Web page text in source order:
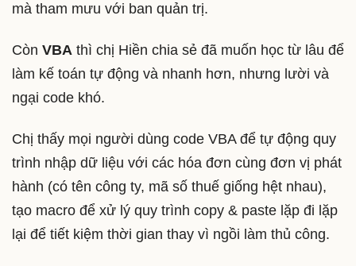
mà tham mưu với ban quản trị.
Còn VBA thì chị Hiền chia sẻ đã muốn học từ lâu để
làm kế toán tự động và nhanh hơn, nhưng lười và
ngại code khó.
Chị thấy mọi người dùng code VBA để tự động quy
trình nhập dữ liệu với các hóa đơn cùng đơn vị phát
hành (có tên công ty, mã số thuế giống hệt nhau),
tạo macro để xử lý quy trình copy & paste lặp đi lặp
lại để tiết kiệm thời gian thay vì ngồi làm thủ công.